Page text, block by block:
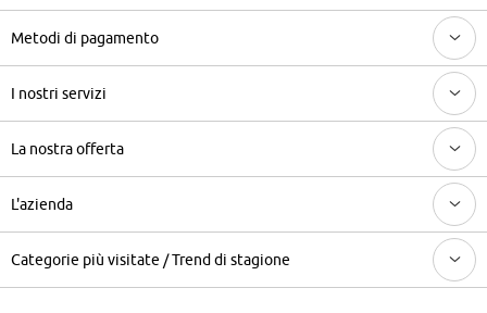
Metodi di pagamento
I nostri servizi
La nostra offerta
L'azienda
Categorie più visitate / Trend di stagione